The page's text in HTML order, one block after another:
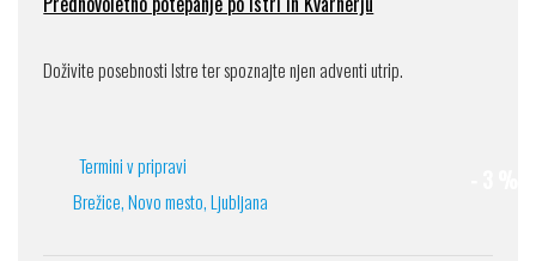
Doživite posebnosti Istre ter spoznajte njen adventi utrip.
Termini v pripravi
Brežice, Novo mesto, Ljubljana